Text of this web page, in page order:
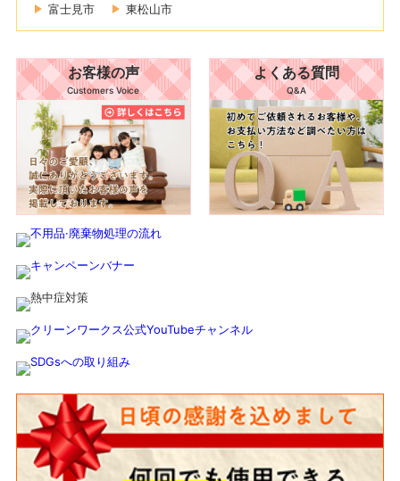
富士見市
東松山市
お客様の声
Customers Voice
よくある質問
Q&A